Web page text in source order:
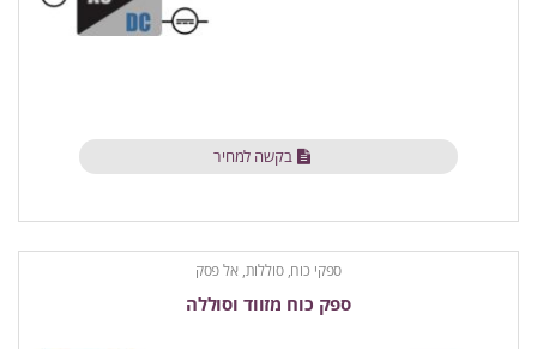
בקשה למחיר
ספקי כוח, סוללות, אל פסק
ספק כוח מזווד וסוללה